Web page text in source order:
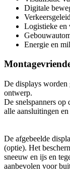
Digitale
Logistieke en
Energie en
De displays worden
ontwerp.
De snelspanners op
alle aansluitingen
De afgebeelde
(optie). Het
sneeuw en ijs en
aanbevolen voor